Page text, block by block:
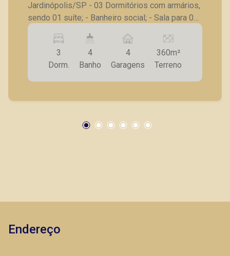
Jardinópolis/SP - 03 Dormitórios com armários,
sendo 01 suíte; - Banheiro social; - Sala para 02
ambientes - Escritório; - Lavabo; - Cozinha
planejada; - Despensa; - Varanda gourmet; -
Entrada lateral independente; - 04 Vagas de
garagem. A Piramid tem como objetivo atender
seus clientes com agilidade e segurança, em
mesmo nos principais lançamentos da cidade
3
Dorm.
4
Banho
4
Garagens
360m²
Terreno
Endereço